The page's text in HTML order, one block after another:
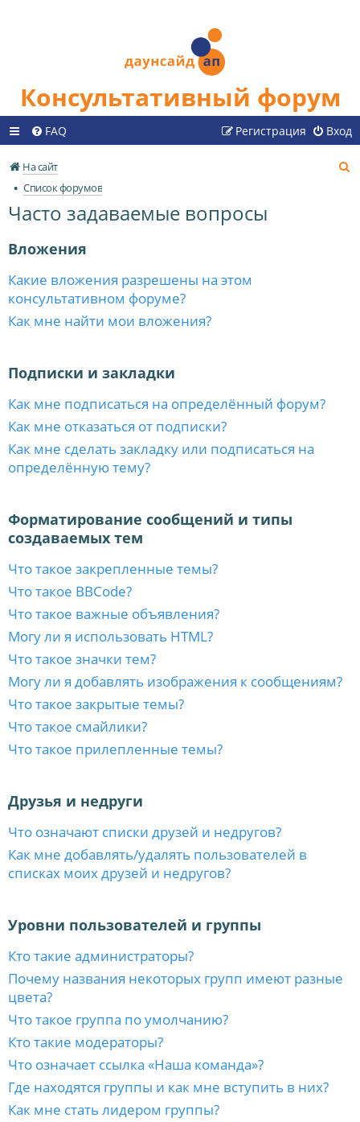
Консультативный форум
FAQ Вход
Регистрация
На сайт
Список форумов
Часто задаваемые вопросы
Вложения
Какие вложения разрешены на этом
консультативном форуме?
Как мне найти мои вложения?
Подписки и закладки
Как мне подписаться на определённый форум?
Как мне отказаться от подписки?
Как мне сделать закладку или подписаться на
определённую тему?
Форматирование сообщений и типы
создаваемых тем
Что такое закрепленные темы?
Что такое BBCode?
Что такое важные объявления?
Могу ли я использовать HTML?
Что такое значки тем?
Могу ли я добавлять изображения к сообщениям?
Что такое закрытые темы?
Что такое смайлики?
Что такое прилепленные темы?
Друзья и недруги
Что означают списки друзей и недругов?
Как мне добавлять/удалять пользователей в
списках моих друзей и недругов?
Уровни пользователей и группы
Кто такие администраторы?
Почему названия некоторых групп имеют разные
цвета?
Что такое группа по умолчанию?
Кто такие модераторы?
Что означает ссылка «Наша команда»?
Где находятся группы и как мне вступить в них?
Как мне стать лидером группы?